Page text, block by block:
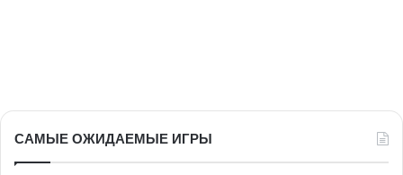
САМЫЕ ОЖИДАЕМЫЕ ИГРЫ